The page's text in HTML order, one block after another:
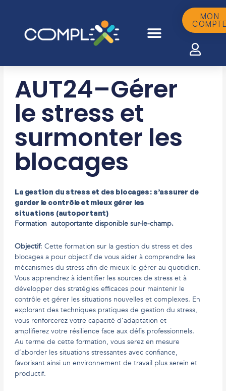
MON
AUT24–Gérer
le stress et
surmonter les
blocages
La gestion du stress et des blocages : s’assurer de
garder le contrôle et mieux gérer les
situations (autoportant)
Formation autoportante disponible sur-le-champ.
Objectif: Cette formation sur la gestion du stress et des
blocages a pour objectif de vous aider à comprendre les
mécanismes du stress afin de mieux le gérer au quotidien.
Vous apprendrez à identifier les sources de stress et à
développer des stratégies efficaces pour maintenir le
contrôle et gérer les situations nouvelles et complexes. En
explorant des techniques pratiques de gestion du stress,
vous renforcerez votre capacité d’adaptation et
amplifierez votre résilience face aux défis professionnels.
Au terme de cette formation, vous serez en mesure
d’aborder les situations stressantes avec confiance,
favorisant ainsi un environnement de travail plus serein et
productif.